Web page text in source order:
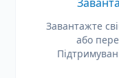
Завантажте
або